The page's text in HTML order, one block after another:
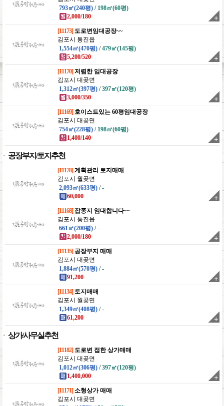
793㎡(240평) / 198㎡(60평)
2,000/180
[11173] 도로변임대공장~~
김포시 통진읍
1,554㎡(470평) /479㎡(145평)
5,200/520
[11170] 저렴한 임대공장
김포시 대곶면
1,312㎡(397평) /397㎡(120평)
3,000/350
[11169] 호이스트있는 60평임대공장
김포시 대곶면
754㎡(228평) / 198㎡(60평)
1,400/140
공장부지/토지추천
[11178] 계획관리 토지매매
김포시 월곶면
2,093㎡(633평) /-
60,000
[11168] 잡종지 임대합니다~~
김포시 통진읍
661㎡(200평) /-
2,000/180
[11135] 공장부지 매매
김포시 대곶면
1,884㎡(570평) /-
91,200
[11134] 토지매매
김포시 월곶면
1,349㎡(408평) /-
61,200
상가/사무실추천
[11182] 도로변 접한 상가매매
김포시 대곶면
1,012㎡(306평) /397㎡(120평)
1,400,000
[11171] 소형상가 매매
김포시 대곶면